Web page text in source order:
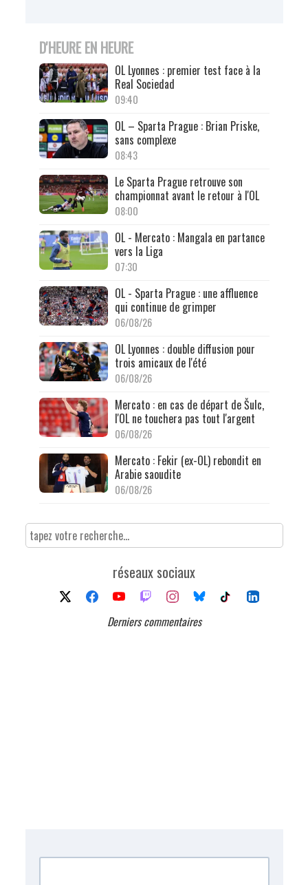
D'HEURE EN HEURE
OL Lyonnes : premier test face à la
Real Sociedad
09:40
OL – Sparta Prague : Brian Priske,
sans complexe
08:43
Le Sparta Prague retrouve son
championnat avant le retour à l'OL
08:00
OL - Mercato : Mangala en partance
vers la Liga
07:30
OL - Sparta Prague : une affluence
qui continue de grimper
06/08/26
OL Lyonnes : double diffusion pour
trois amicaux de l'été
06/08/26
Mercato : en cas de départ de Šulc,
l'OL ne touchera pas tout l'argent
06/08/26
Mercato : Fekir (ex-OL) rebondit en
Arabie saoudite
06/08/26
réseaux sociaux
Derniers commentaires